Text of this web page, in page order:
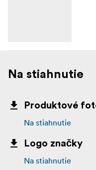
Na stiahnutie
Produktové
Na stiahnutie
Logo značky
Na stiahnutie